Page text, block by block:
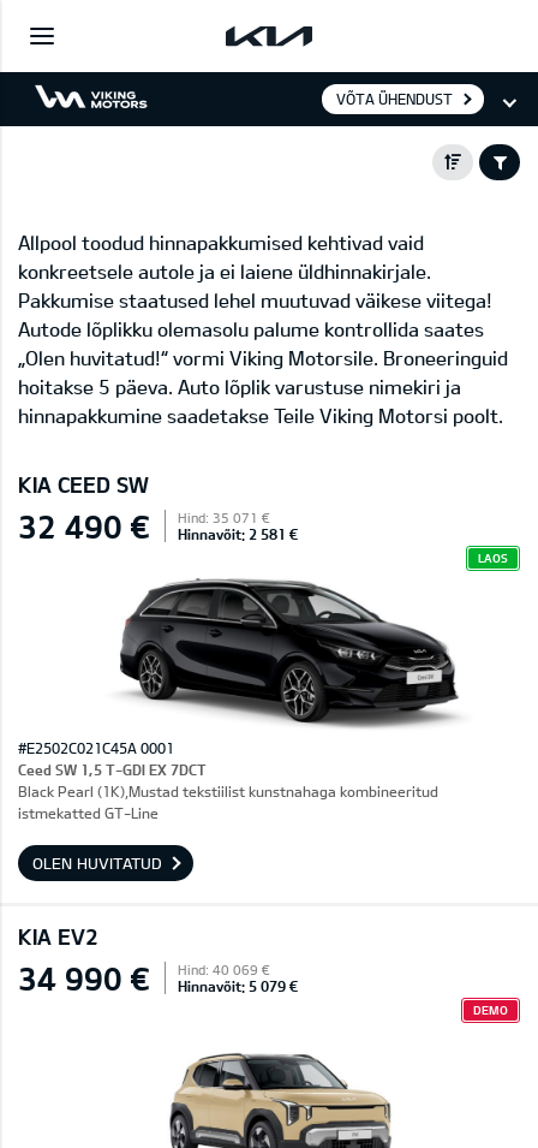
VÕTA ÜHENDUST
Allpool toodud hinnapakkumised kehtivad vaid
konkreetsele autole ja ei laiene üldhinnakirjale.
Pakkumise staatused lehel muutuvad väikese viitega!
Autode lõplikku olemasolu palume kontrollida saates
„Olen huvitatud!“ vormi Viking Motorsile. Broneeringuid
hoitakse 5 päeva. Auto lõplik varustuse nimekiri ja
hinnapakkumine saadetakse Teile Viking Motorsi poolt.
KIA CEED SW
32 490 € Hind: 35 071 €
Hinnavõit: 2 581 €
LAOS
#E2502C021C45A 0001
Ceed SW 1,5 T-GDI EX 7DCT
Black Pearl (1K),Mustad tekstiilist kunstnahaga kombineeritud
istmekatted GT-Line
OLEN HUVITATUD
KIA EV2
34 990 € Hind: 40 069 €
Hinnavõit: 5 079 €
DEMO